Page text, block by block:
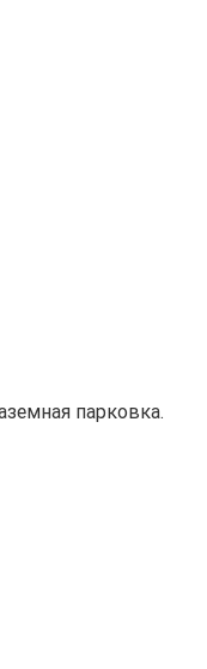
парковка.